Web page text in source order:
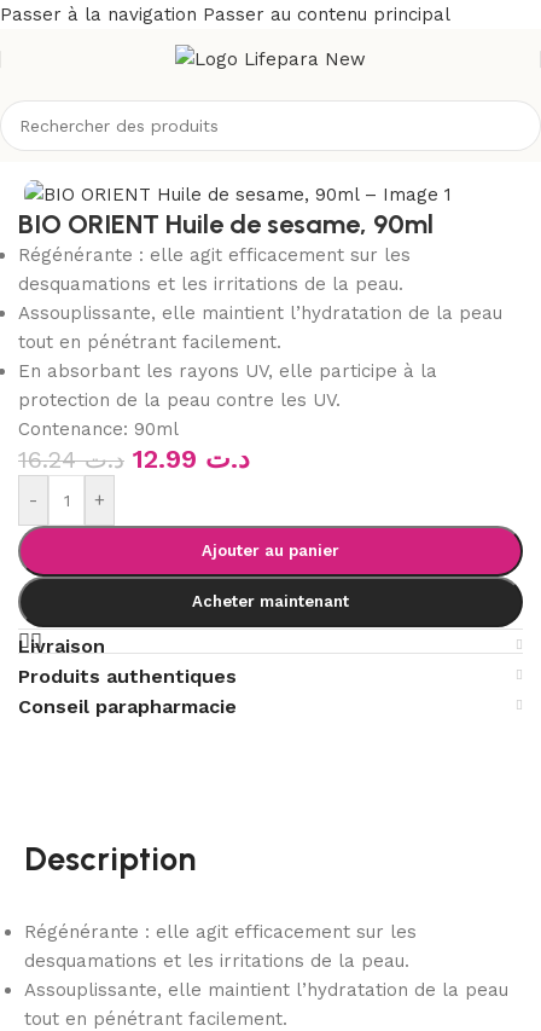
Passer à la navigation Passer au contenu principal
/Boutique/Bio & naturel/Aromathérapie/huiles végétales
BIO ORIENT Huile de sesame, 90ml
Régénérante : elle agit efficacement sur les
desquamations et les irritations de la peau.
Assouplissante, elle maintient l’hydratation de la peau
tout en pénétrant facilement.
En absorbant les rayons UV, elle participe à la
protection de la peau contre les UV.
Contenance: 90ml
د.ت16.24 د.ت
- +
Ajouter au panier
Acheter maintenant
Livraison
Produits authentiques
Conseil parapharmacie
Description
Régénérante : elle agit efficacement sur les
desquamations et les irritations de la peau.
Assouplissante, elle maintient l’hydratation de la peau
tout en pénétrant facilement.